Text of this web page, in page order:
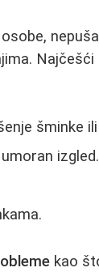
šminke
izgled.
kao